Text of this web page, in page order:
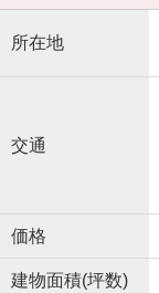
所在地
交通
価格
建物面積(坪数)